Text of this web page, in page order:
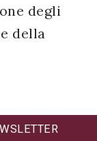
degli
della